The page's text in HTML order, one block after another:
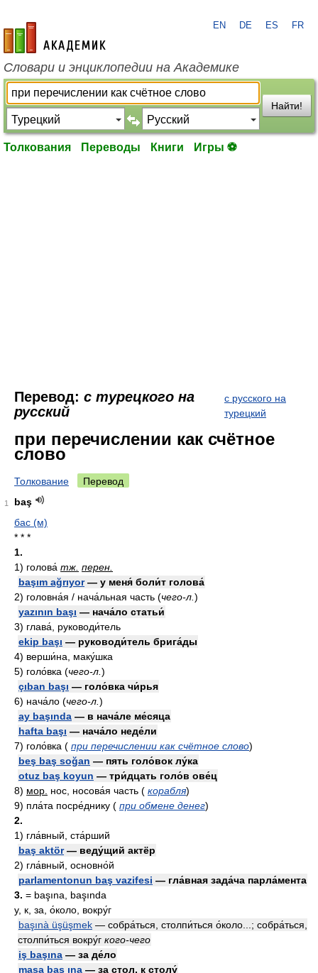
academic.ru
EN DE ES FR
Словари и энциклопедии на Академике
Найти!
Толкования Переводы Книги Игры ⚽
Перевод: с турецкого на
русский
с русского на
турецкий
при перечислении как счётное
слово
Толкование Перевод
1
baş
бас (м)
* * *
1.
1) голова́ тж. перен.
başım ağrıyor— у меня́ боли́т голова́
2) головна́я / нача́льная часть (чего-л. )
yazının başı — нача́ло статьи́
3) глава́, руководи́тель
ekip başı — руководи́тель брига́ды
4) верши́на, маку́шка
5) голо́вка (чего-л. )
çıban başı — голо́вка чи́рья
6) нача́ло (чего-л. )
ay başında — в нача́ле ме́сяца
hafta başı — нача́ло неде́ли
7) голо́вка ( при перечислении как счётное слово)
beş baş soğan — пять голо́вок лу́ка
otuz baş koyun — три́дцать голо́в ове́ц
8) мор. нос, носова́я часть ( корабля)
9) пла́та посре́днику ( при обмене денег)
2.
1) гла́вный, ста́рший
baş aktör— веду́щий актёр
2) гла́вный, основно́й
parlamentonun baş vazifesi — гла́вная зада́ча парла́мента
3. = başına, başında
у, к, за, о́коло, вокру́г
başınà üşüşmek — собра́ться, столпи́ться о́коло...; собра́ться,
столпи́ться вокру́г кого-чего
iş başına — за де́ло
masa baş ına — за стол, к столу́